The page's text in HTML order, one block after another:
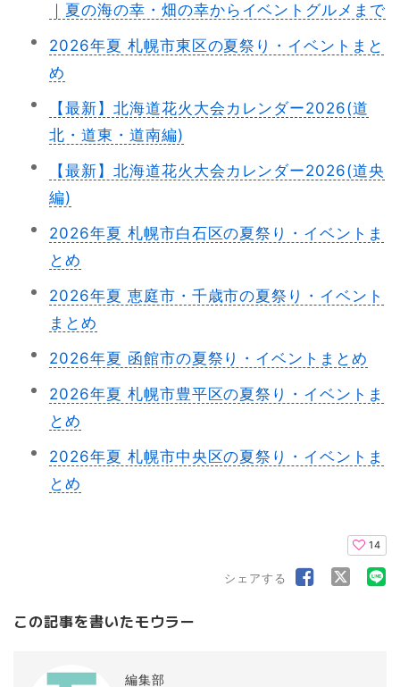
｜夏の海の幸・畑の幸からイベントグルメまで
2026年夏 札幌市東区の夏祭り・イベントまと
め
【最新】北海道花火大会カレンダー2026(道
北・道東・道南編)
【最新】北海道花火大会カレンダー2026(道央
編)
2026年夏 札幌市白石区の夏祭り・イベントま
とめ
2026年夏 恵庭市・千歳市の夏祭り・イベント
まとめ
2026年夏 函館市の夏祭り・イベントまとめ
2026年夏 札幌市豊平区の夏祭り・イベントま
とめ
2026年夏 札幌市中央区の夏祭り・イベントま
とめ
14
シェアする
この記事を書いたモウラー
編集部